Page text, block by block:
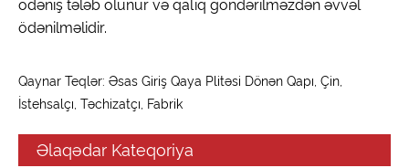
ödəniş tələb olunur və qalıq göndərilməzdən əvvəl
ödənilməlidir.
Qaynar Teqlər: Əsas Giriş Qaya Plitəsi Dönən Qapı, Çin,
İstehsalçı, Təchizatçı, Fabrik
Əlaqədar Kateqoriya